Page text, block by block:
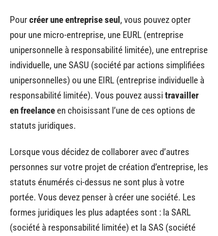
Pourcréer une entreprise seul, vous pouvez opter
pour une micro-entreprise, une EURL (entreprise
unipersonnelle à responsabilité limitée), une entreprise
individuelle, une SASU (société par actions simplifiées
unipersonnelles) ou une EIRL (entreprise individuelle à
responsabilité limitée). Vous pouvez aussi travailler
en freelance en choisissant l’une de ces options de
statuts juridiques.
Lorsque vous décidez de collaborer avec d’autres
personnes sur votre projet de création d’entreprise, les
statuts énumérés ci-dessus ne sont plus à votre
portée. Vous devez penser à créer une société. Les
formes juridiques les plus adaptées sont : la SARL
(société à responsabilité limitée) et la SAS (société